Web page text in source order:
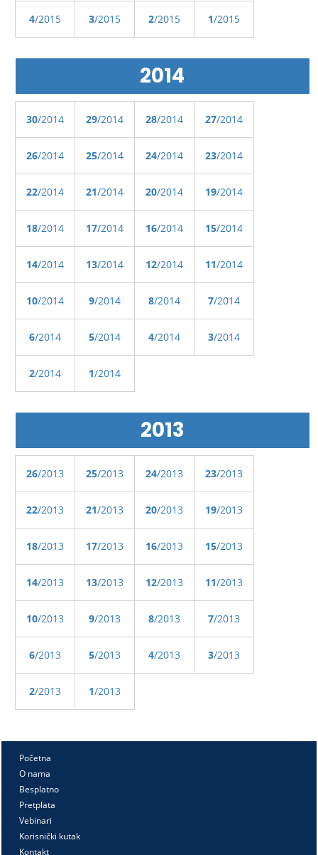
4/2015 3/2015 2/2015 1/2015
2014
30/2014 29/2014 28/2014 27/2014
26/2014 25/2014 24/2014 23/2014
22/2014 21/2014 20/2014 19/2014
18/2014 17/2014 16/2014 15/2014
14/2014 13/2014 12/2014 11/2014
10/2014 9/2014 8/2014 7/2014
6/2014 5/2014 4/2014 3/2014
2/2014 1/2014
2013
26/2013 25/2013 24/2013 23/2013
22/2013 21/2013 20/2013 19/2013
18/2013 17/2013 16/2013 15/2013
14/2013 13/2013 12/2013 11/2013
10/2013 9/2013 8/2013 7/2013
6/2013 5/2013 4/2013 3/2013
2/2013 1/2013
Početna
O nama
Besplatno
Pretplata
Vebinari
Korisnički kutak
Kontakt